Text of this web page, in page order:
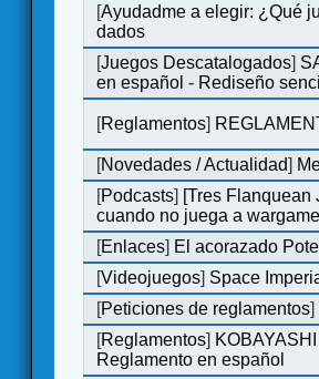
[Ayudadme a elegir: ¿Qué
dados
[Juegos Descatalogados]
en español - Rediseño
[Reglamentos]
[Novedades / Actualidad]
[Podcasts] [Tres Flanquean
cuando no juega a
[Enlaces] El acorazado
[Videojuegos] Space
[Peticiones de reglamentos]
[Reglamentos]
Reglamento en español